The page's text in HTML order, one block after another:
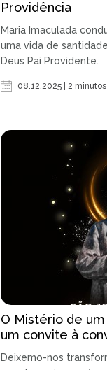
Providência
Maria Imaculada
uma vida de
Deus Pai Providente.
08.12.2025 | 2
O Mistério de
um convite à
Deixemo-nos